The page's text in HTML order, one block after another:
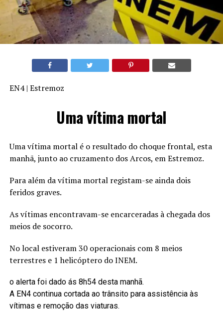
EN4 | Estremoz
Uma vítima mortal
Uma vítima mortal é o resultado do choque frontal, esta
manhã, junto ao cruzamento dos Arcos, em Estremoz.
Para além da vítima mortal registam-se ainda dois
feridos graves.
As vítimas encontravam-se encarceradas à chegada dos
meios de socorro.
No local estiveram 30 operacionais com 8 meios
terrestres e 1 helicóptero do INEM.
o alerta foi dado ás 8h54 desta manhã.
A EN4 continua cortada ao trânsito para assistência às
vítimas e remoção das viaturas.